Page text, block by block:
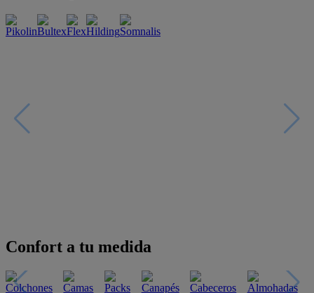
Esenciales con estilo